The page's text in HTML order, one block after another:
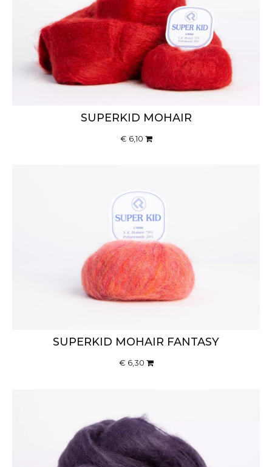
SUPERKID MOHAIR
€ 6,10
SUPERKID MOHAIR FANTASY
€ 6,30